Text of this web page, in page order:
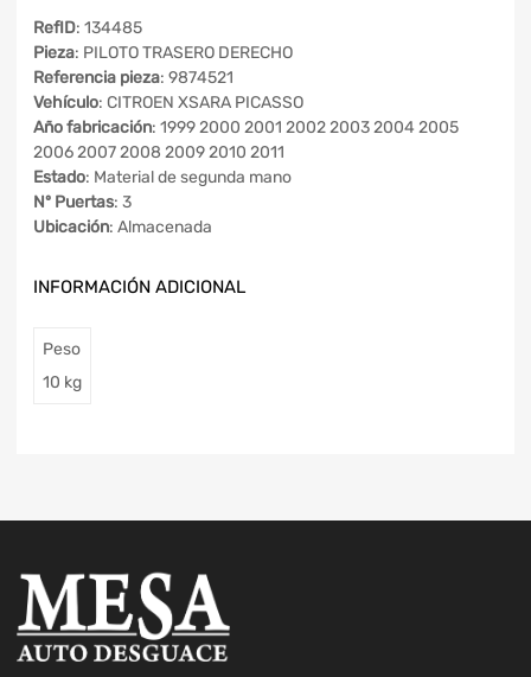
RefID: 134485
Pieza: PILOTO TRASERO DERECHO
Referencia pieza: 9874521
Vehículo: CITROEN XSARA PICASSO
Año fabricación: 1999 2000 2001 2002 2003 2004 2005
2006 2007 2008 2009 2010 2011
Estado: Material de segunda mano
Nº Puertas: 3
Ubicación: Almacenada
INFORMACIÓN ADICIONAL
Peso
10 kg